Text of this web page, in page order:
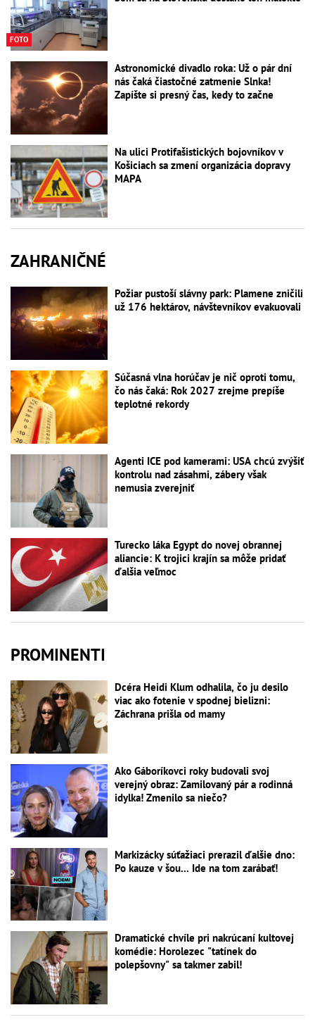
FOTO
Astronomické divadlo roka: Už o pár dní
nás čaká čiastočné zatmenie Slnka!
Zapíšte si presný čas, kedy to začne
Na ulici Protifašistických bojovníkov v
Košiciach sa zmení organizácia dopravy
MAPA
ZAHRANIČNÉ
Požiar pustoší slávny park: Plamene zničili
už 176 hektárov, návštevníkov evakuovali
Súčasná vlna horúčav je nič oproti tomu,
čo nás čaká: Rok 2027 zrejme prepíše
teplotné rekordy
Agenti ICE pod kamerami: USA chcú zvýšiť
kontrolu nad zásahmi, zábery však
nemusia zverejniť
Turecko láka Egypt do novej obrannej
aliancie: K trojici krajín sa môže pridať
ďalšia veľmoc
PROMINENTI
Dcéra Heidi Klum odhalila, čo ju desilo
viac ako fotenie v spodnej bielizni:
Záchrana prišla od mamy
Ako Gáboríkovci roky budovali svoj
verejný obraz: Zamilovaný pár a rodinná
idylka! Zmenilo sa niečo?
Markizácky súťažiaci prerazil ďalšie dno:
Po kauze v šou... Ide na tom zarábať!
Dramatické chvíle pri nakrúcaní kultovej
komédie: Horolezec "tatínek do
polepšovny" sa takmer zabil!